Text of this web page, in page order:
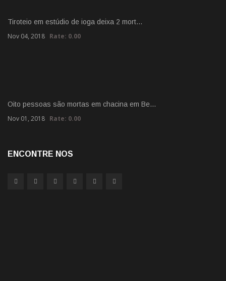
Tiroteio em estúdio de ioga deixa 2 mort…
Nov 04, 2018 Rate: 0.00
Oito pessoas são mortas em chacina em Be…
Nov 01, 2018 Rate: 0.00
ENCONTRE NOS